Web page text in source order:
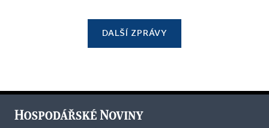
DALŠÍ ZPRÁVY